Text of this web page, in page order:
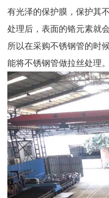
有光泽的保护膜，保护其
处理后，表面的铬元素就
所以在采购不锈钢管的时
能将不锈钢管做拉丝处理。